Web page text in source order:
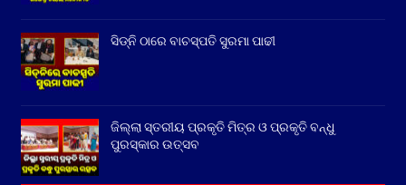
ସିଡ୍‌ନି ଠାରେ ବାଚସ୍ପତି ସୁରମା ପାଢୀ
ଜିଲ୍ଲା ସ୍ତରୀୟ ପ୍ରକୃତି ମିତ୍ର ଓ ପ୍ରକୃତି ବନ୍ଧୁ
ପୁରସ୍କାର ଉତ୍ସବ